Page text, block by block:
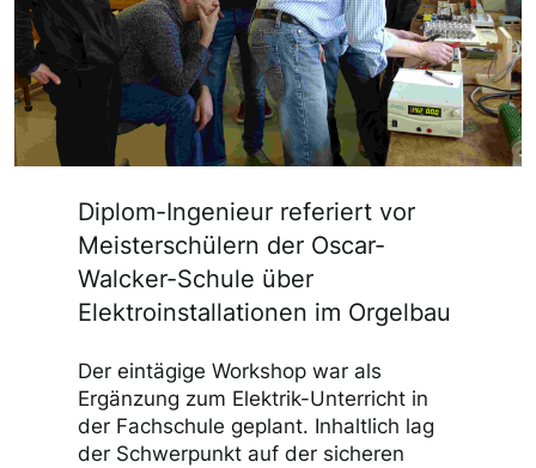
Diplom-Ingenieur referiert vor
Meisterschülern der Oscar-
Walcker-Schule über
Elektroinstallationen im Orgelbau
Der eintägige Workshop war als
Ergänzung zum Elektrik-Unterricht in
der Fachschule geplant. Inhaltlich lag
der Schwerpunkt auf der sicheren